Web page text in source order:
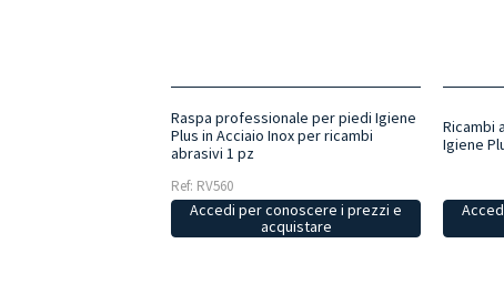
Raspa professionale per piedi Igiene
Plus in Acciaio Inox per ricambi
abrasivi 1 pz
Ref: RV560
Accedi per conoscere i prezzi e
acquistare
Ricambi
Igiene